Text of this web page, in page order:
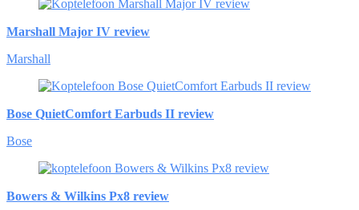
Marshall Major IV review
Marshall
Bose QuietComfort Earbuds II review
Bose
Bowers & Wilkins Px8 review